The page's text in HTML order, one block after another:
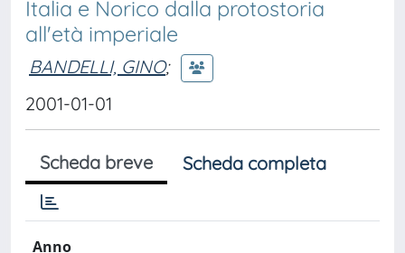
Italia e Norico dalla protostoria
all'età imperiale
BANDELLI, GINO;
2001-01-01
Scheda breve Scheda completa
Anno